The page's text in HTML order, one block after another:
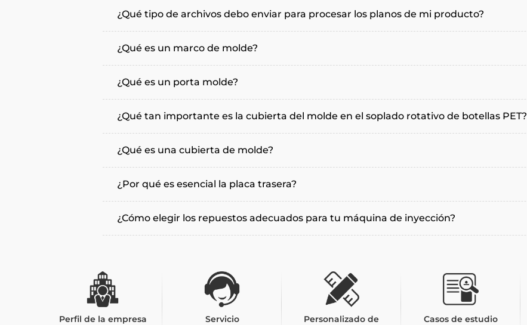
¿Qué tipo de archivos debo enviar para procesar los planos de mi producto?
¿Qué es un marco de molde?
¿Qué es un porta molde?
¿Qué tan importante es la cubierta del molde en el soplado rotativo de botellas PET?
¿Qué es una cubierta de molde?
¿Por qué es esencial la placa trasera?
¿Cómo elegir los repuestos adecuados para tu máquina de inyección?
Perfil de la empresa Servicio
Personalizado de
Casos de estudio